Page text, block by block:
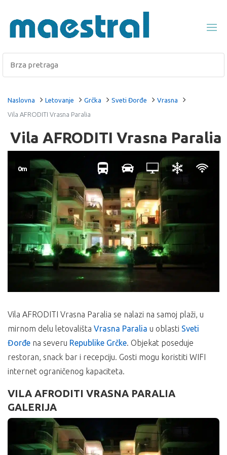
Naslovna Letovanje Grčka Sveti Đorđe
Vrasna
Vila AFRODITI Vrasna Paralia
Vila AFRODITI Vrasna Paralia
0m
Vila AFRODITI Vrasna Paralia se nalazi na samoj plaži, u
mirnom delu letovališta Vrasna Paralia u oblasti Sveti
Đorđe na severu Republike Grčke. Objekat poseduje
restoran, snack bar i recepciju. Gosti mogu koristiti WIFI
internet ograničenog kapaciteta.
VILA AFRODITI VRASNA PARALIA
GALERIJA